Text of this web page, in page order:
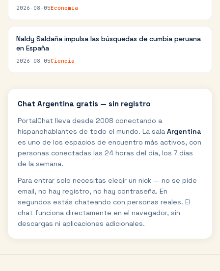
2026-08-05Economía
Naldy Saldaña impulsa las búsquedas de cumbia peruana
en España
2026-08-05Ciencia
Chat Argentina gratis — sin registro
PortalChat lleva desde 2008 conectando a
hispanohablantes de todo el mundo. La sala Argentina
es uno de los espacios de encuentro más activos, con
personas conectadas las 24 horas del día, los 7 días
de la semana.
Para entrar solo necesitas elegir un nick — no se pide
email, no hay registro, no hay contraseña. En
segundos estás chateando con personas reales. El
chat funciona directamente en el navegador, sin
descargas ni aplicaciones adicionales.